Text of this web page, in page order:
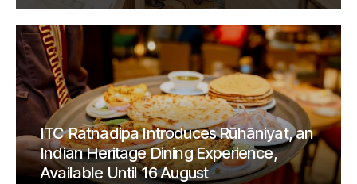
ITC Ratnadipa Introduces Rūhāniyat, an
Indian Heritage Dining Experience,
Available Until 16 August